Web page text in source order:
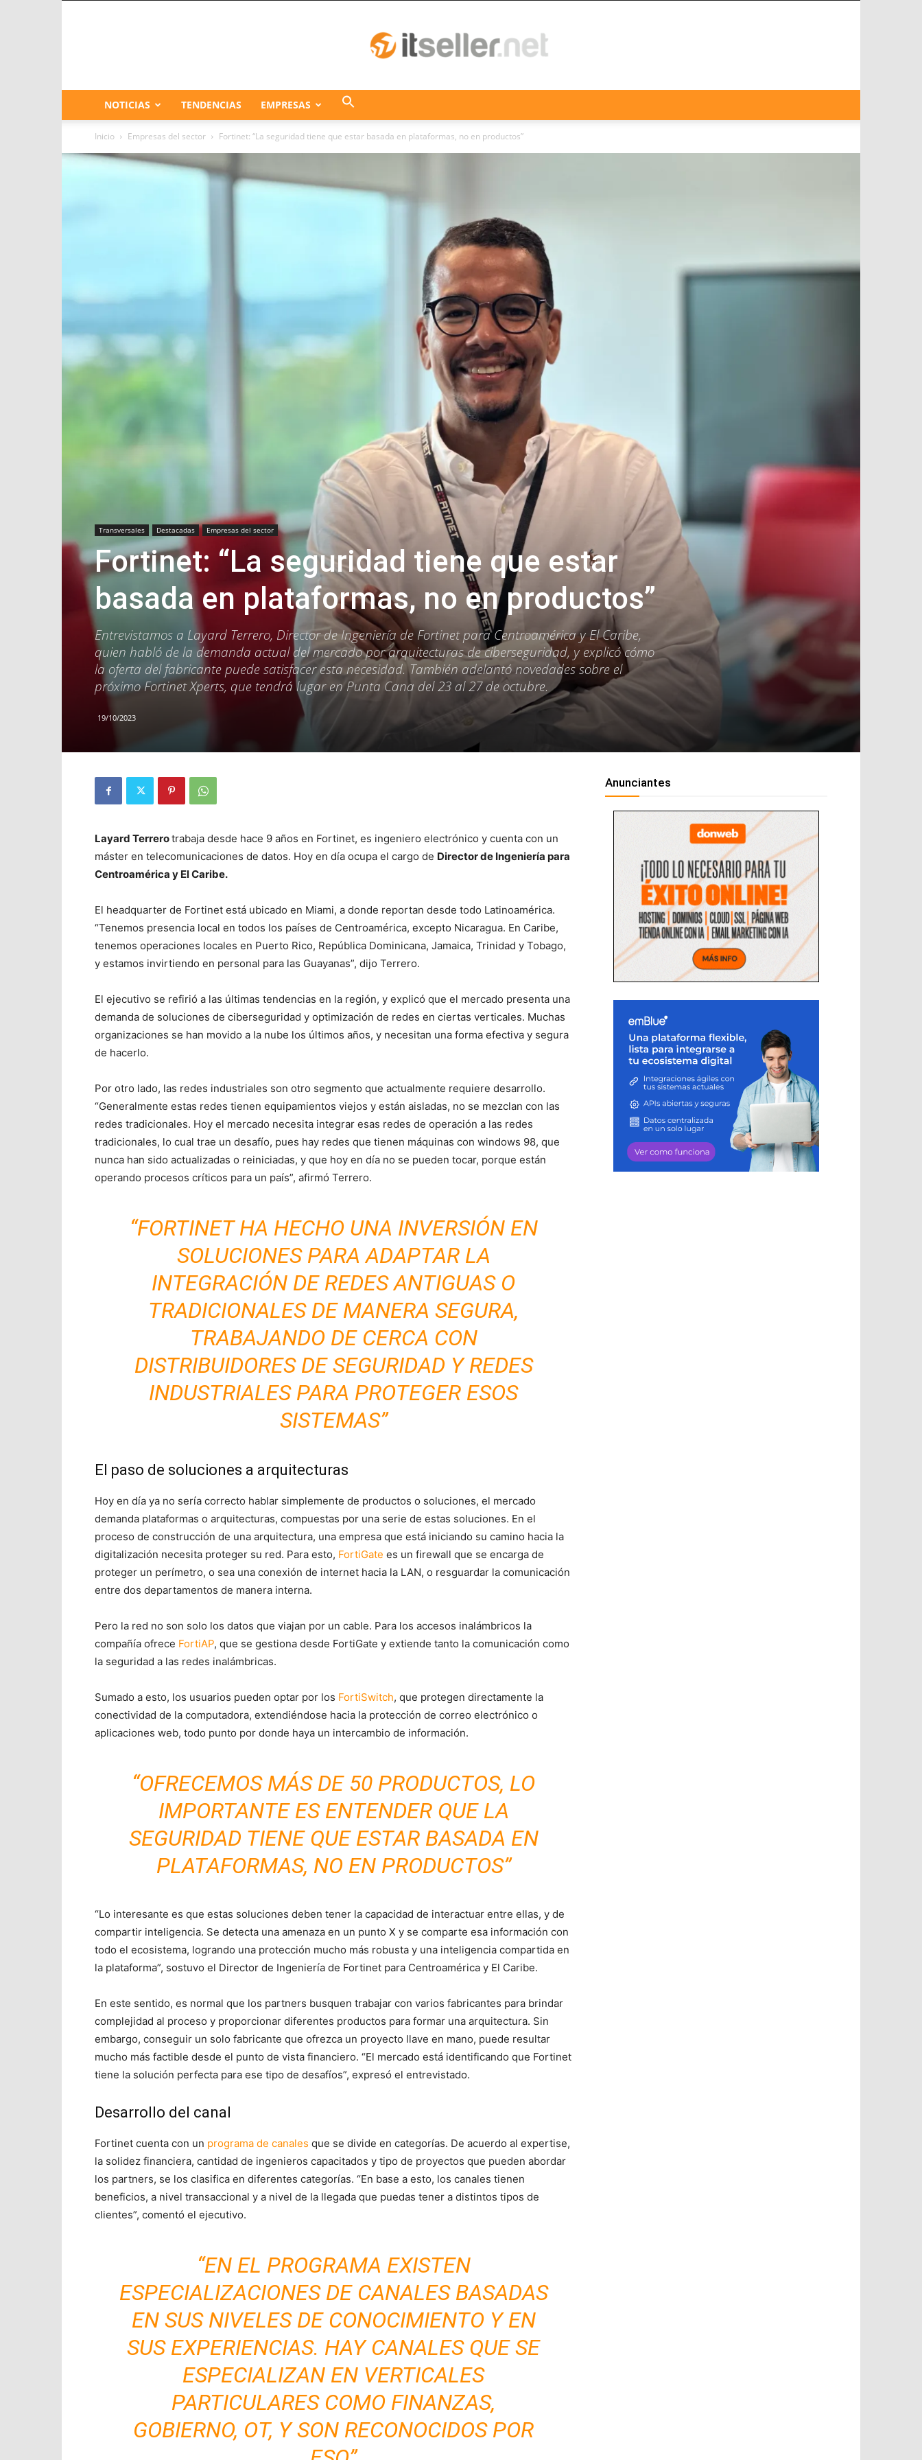
NOTICIAS TENDENCIAS EMPRESAS
Inicio Empresas del sector Fortinet: “La seguridad tiene que estar basada en plataformas, no en productos”
Transversales Destacadas Empresas del sector
Fortinet: “La seguridad tiene que estar
basada en plataformas, no en productos”
Entrevistamos a Layard Terrero, Director de Ingeniería de Fortinet para Centroamérica y El Caribe,
quien habló de la demanda actual del mercado por arquitecturas de ciberseguridad, y explicó cómo
la oferta del fabricante puede satisfacer esta necesidad. También adelantó novedades sobre el
próximo Fortinet Xperts, que tendrá lugar en Punta Cana del 23 al 27 de octubre.
19/10/2023
Layard Terrerotrabaja desde hace 9 años en Fortinet, es ingeniero electrónico y cuenta con un
máster en telecomunicaciones de datos. Hoy en día ocupa el cargo de Director de Ingeniería para
Centroamérica y El Caribe.
El headquarter de Fortinet está ubicado en Miami, a donde reportan desde todo Latinoamérica.
“Tenemos presencia local en todos los países de Centroamérica, excepto Nicaragua. En Caribe,
tenemos operaciones locales en Puerto Rico, República Dominicana, Jamaica, Trinidad y Tobago,
y estamos invirtiendo en personal para las Guayanas”, dijo Terrero.
El ejecutivo se refirió a las últimas tendencias en la región, y explicó que el mercado presenta una
demanda de soluciones de ciberseguridad y optimización de redes en ciertas verticales. Muchas
organizaciones se han movido a la nube los últimos años, y necesitan una forma efectiva y segura
de hacerlo.
Por otro lado, las redes industriales son otro segmento que actualmente requiere desarrollo.
“Generalmente estas redes tienen equipamientos viejos y están aisladas, no se mezclan con las
redes tradicionales. Hoy el mercado necesita integrar esas redes de operación a las redes
tradicionales, lo cual trae un desafío, pues hay redes que tienen máquinas con windows 98, que
nunca han sido actualizadas o reiniciadas, y que hoy en día no se pueden tocar, porque están
operando procesos críticos para un país”, afirmó Terrero.
“FORTINET HA HECHO UNA INVERSIÓN EN
SOLUCIONES PARA ADAPTAR LA
INTEGRACIÓN DE REDES ANTIGUAS O
TRADICIONALES DE MANERA SEGURA,
TRABAJANDO DE CERCA CON
DISTRIBUIDORES DE SEGURIDAD Y REDES
INDUSTRIALES PARA PROTEGER ESOS
SISTEMAS”
El paso de soluciones a arquitecturas
Hoy en día ya no sería correcto hablar simplemente de productos o soluciones, el mercado
demanda plataformas o arquitecturas, compuestas por una serie de estas soluciones. En el
proceso de construcción de una arquitectura, una empresa que está iniciando su camino hacia la
digitalización necesita proteger su red. Para esto, FortiGate es un firewall que se encarga de
proteger un perímetro, o sea una conexión de internet hacia la LAN, o resguardar la comunicación
entre dos departamentos de manera interna.
Pero la red no son solo los datos que viajan por un cable. Para los accesos inalámbricos la
compañía ofrece FortiAP, que se gestiona desde FortiGate y extiende tanto la comunicación como
la seguridad a las redes inalámbricas.
Sumado a esto, los usuarios pueden optar por los FortiSwitch, que protegen directamente la
conectividad de la computadora, extendiéndose hacia la protección de correo electrónico o
aplicaciones web, todo punto por donde haya un intercambio de información.
“OFRECEMOS MÁS DE 50 PRODUCTOS, LO
IMPORTANTE ES ENTENDER QUE LA
SEGURIDAD TIENE QUE ESTAR BASADA EN
PLATAFORMAS, NO EN PRODUCTOS”
“Lo interesante es que estas soluciones deben tener la capacidad de interactuar entre ellas, y de
compartir inteligencia. Se detecta una amenaza en un punto X y se comparte esa información con
todo el ecosistema, logrando una protección mucho más robusta y una inteligencia compartida en
la plataforma”, sostuvo el Director de Ingeniería de Fortinet para Centroamérica y El Caribe.
En este sentido, es normal que los partners busquen trabajar con varios fabricantes para brindar
complejidad al proceso y proporcionar diferentes productos para formar una arquitectura. Sin
embargo, conseguir un solo fabricante que ofrezca un proyecto llave en mano, puede resultar
mucho más factible desde el punto de vista financiero. “El mercado está identificando que Fortinet
tiene la solución perfecta para ese tipo de desafíos”, expresó el entrevistado.
Desarrollo del canal
Fortinet cuenta con un programa de canales que se divide en categorías. De acuerdo al expertise,
la solidez financiera, cantidad de ingenieros capacitados y tipo de proyectos que pueden abordar
los partners, se los clasifica en diferentes categorías. “En base a esto, los canales tienen
beneficios, a nivel transaccional y a nivel de la llegada que puedas tener a distintos tipos de
clientes”, comentó el ejecutivo.
“EN EL PROGRAMA EXISTEN
ESPECIALIZACIONES DE CANALES BASADAS
EN SUS NIVELES DE CONOCIMIENTO Y EN
SUS EXPERIENCIAS. HAY CANALES QUE SE
ESPECIALIZAN EN VERTICALES
PARTICULARES COMO FINANZAS,
GOBIERNO, OT, Y SON RECONOCIDOS POR
Anunciantes